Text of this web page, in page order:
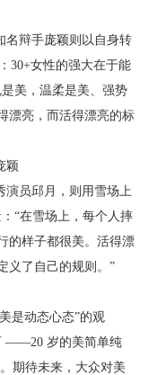
名辩手庞颖则以自身转
30+女性的强大在于能
美，温柔是美、强势
漂亮，而活得漂亮的标
颖
员邱月，则用雪场上
“在雪场上，每个人摔
的样子都很美。活得漂
义了自己的规则。”
是动态心态”的观
——20 岁的美简单纯
期待未来，大众对美